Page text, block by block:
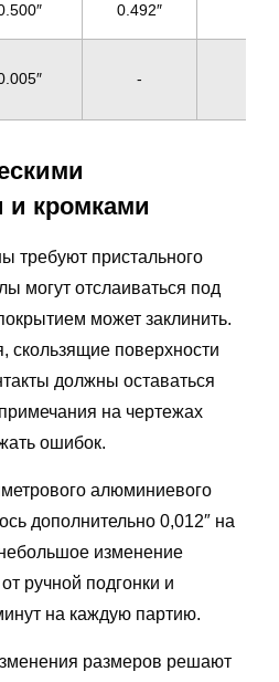
0.492″
-
и кромками
требуют пристального
могут отслаиваться под
может заклинить.
скользящие поверхности
должны оставаться
на чертежах
ошибок.
алюминиевого
дополнительно 0,012″ на
изменение
ручной подгонки и
на каждую партию.
размеров решают